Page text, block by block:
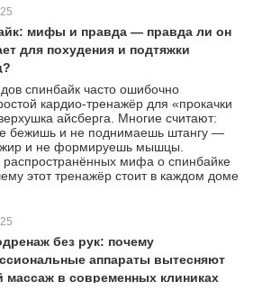
мифы и правда — правда ли он
для похудения и подтяжки
спинбайк часто ошибочно
кардио-тренажёр для «прокачки
айсберга. Многие считают:
бежишь и не поднимаешь штангу —
жир и не формируешь мышцы.
мифа о спинбайке
этот тренажёр стоит в каждом доме
без рук: почему
аппараты вытесняют
массаж в современных клиниках